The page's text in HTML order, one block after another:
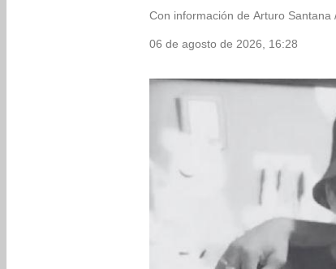
Con información de Arturo Santana
06 de agosto de 2026, 16:28